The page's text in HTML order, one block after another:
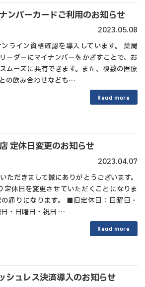
ンバーカードご利用のお知らせ
2023.05.08
ライン資格確認を導入しています。 薬局
ーダーにマイナンバーをかざすことで、お
ムーズに共有できます。また、複数の医療
の飲み合わせなども…
Read more
定休日変更のお知らせ
2023.04.07
ただきまして誠にありがとうございます。
定休日を変更させていただくことになりま
通りになります。 ■旧定休日：日曜日・
・日曜日・祝日 …
Read more
シュレス決済導入のお知らせ